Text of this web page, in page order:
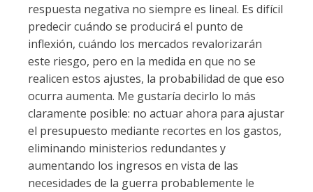
respuesta negativa no siempre es lineal. Es difícil
predecir cuándo se producirá el punto de
inflexión, cuándo los mercados revalorizarán
este riesgo, pero en la medida en que no se
realicen estos ajustes, la probabilidad de que eso
ocurra aumenta. Me gustaría decirlo lo más
claramente posible: no actuar ahora para ajustar
el presupuesto mediante recortes en los gastos,
eliminando ministerios redundantes y
aumentando los ingresos en vista de las
necesidades de la guerra probablemente le